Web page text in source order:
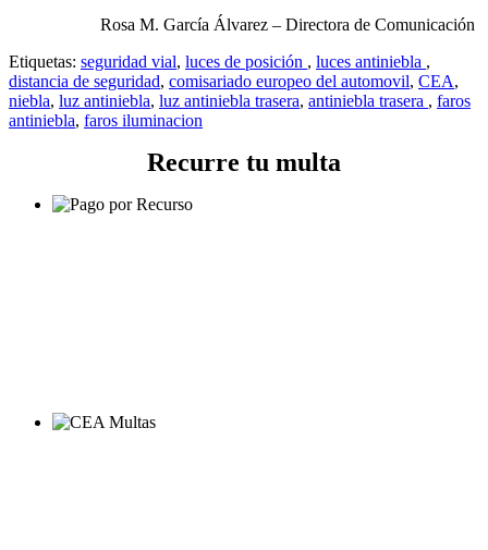
Rosa M. García Álvarez – Directora de Comunicación
Etiquetas: seguridad vial, luces de posición , luces antiniebla ,
distancia de seguridad, comisariado europeo del automovil, CEA,
niebla, luz antiniebla, luz antiniebla trasera, antiniebla trasera , faros
antiniebla, faros iluminacion
Recurre tu multa